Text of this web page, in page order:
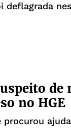
deflagrada
de
no HGE